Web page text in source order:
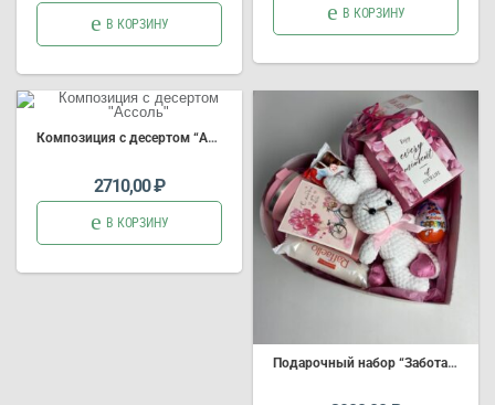
В КОРЗИНУ
В КОРЗИНУ
Композиция с десертом “Ассоль”
2710,00₽
В КОРЗИНУ
Подарочный набор “Забота о ней” (Арт.3642)